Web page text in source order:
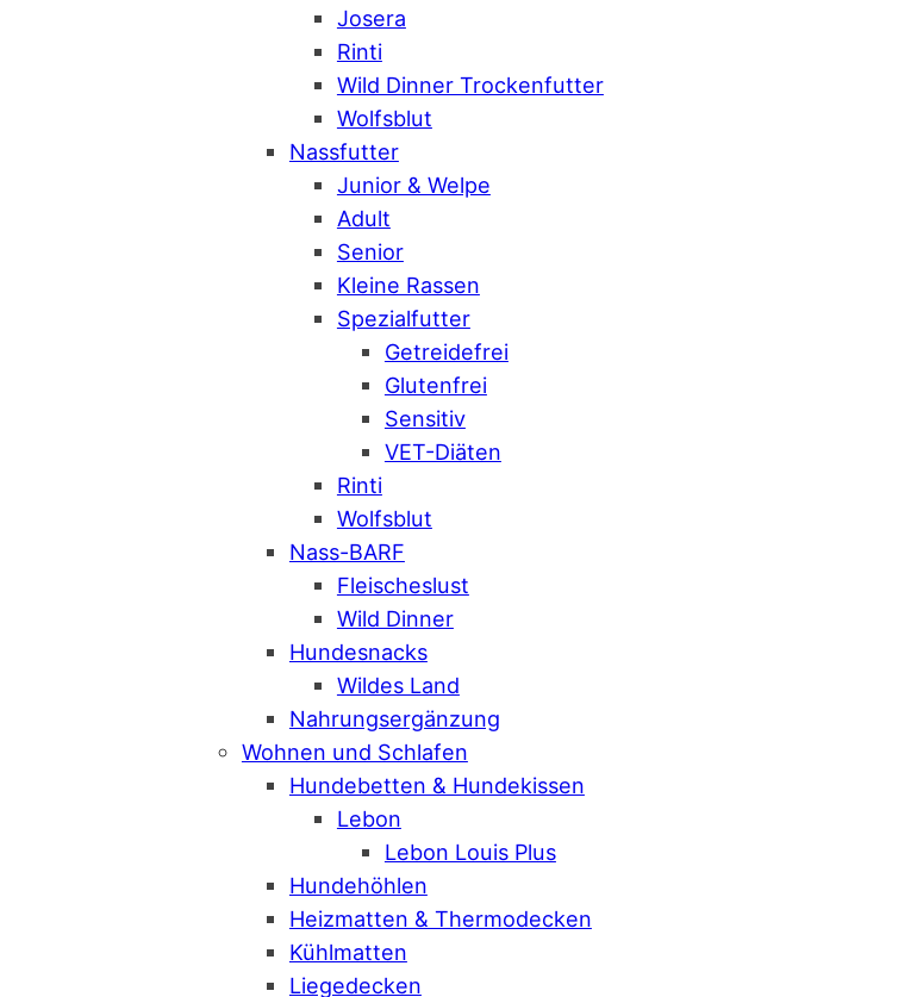
Josera
Rinti
Wild Dinner Trockenfutter
Wolfsblut
Nassfutter
Junior & Welpe
Adult
Senior
Kleine Rassen
Spezialfutter
Getreidefrei
Glutenfrei
Sensitiv
VET-Diäten
Rinti
Wolfsblut
Nass-BARF
Fleischeslust
Wild Dinner
Hundesnacks
Wildes Land
Nahrungsergänzung
Wohnen und Schlafen
Hundebetten & Hundekissen
Lebon
Lebon Louis Plus
Hundehöhlen
Heizmatten & Thermodecken
Kühlmatten
Liegedecken